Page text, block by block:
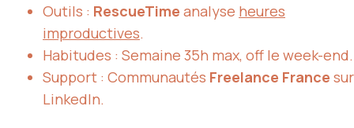
Outils : RescueTime analyse heures
improductives.
Habitudes : Semaine 35h max, off le week-end.
Support : Communautés Freelance France sur
LinkedIn.